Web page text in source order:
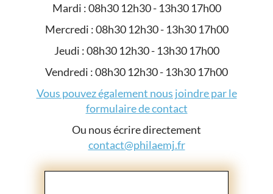
Mardi : 08h30 12h30 - 13h30 17h00
Mercredi : 08h30 12h30 - 13h30 17h00
Jeudi : 08h30 12h30 - 13h30 17h00
Vendredi : 08h30 12h30 - 13h30 17h00
Vous pouvez également nous joindre par le
formulaire de contact
Ou nous écrire directement
contact@philaemj.fr